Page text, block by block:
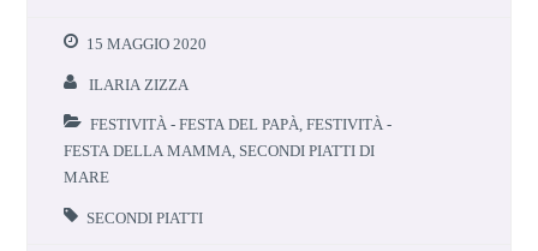
15 MAGGIO 2020
ILARIA ZIZZA
FESTIVITÀ - FESTA DEL PAPÀ ,FESTIVITÀ -
FESTA DELLA MAMMA
SECONDI PIATTI DI
MARE
SECONDI PIATTI